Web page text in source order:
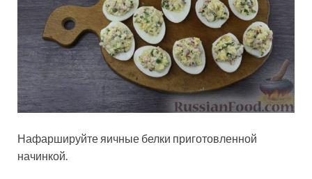
Нафаршируйте яичные белки приготовленной
начинкой.